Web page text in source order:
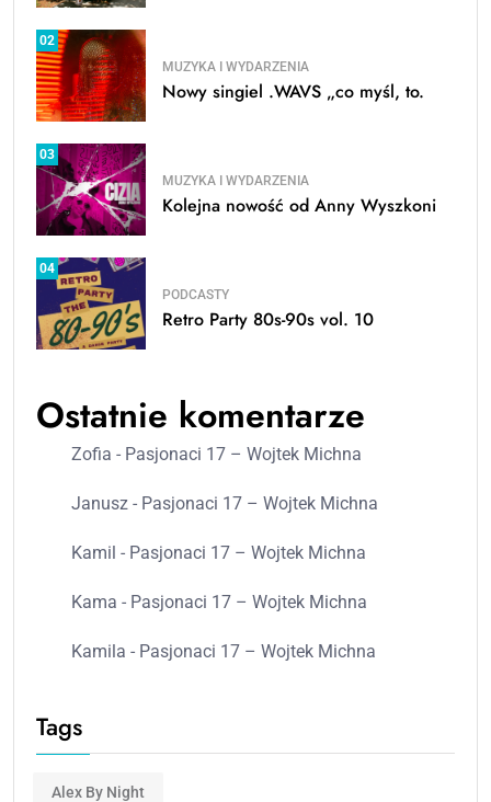
02
MUZYKA I WYDARZENIA
Nowy singiel .WAVS „co myśl, to.
03
MUZYKA I WYDARZENIA
Kolejna nowość od Anny Wyszkoni
04
PODCASTY
Retro Party 80s-90s vol. 10
Ostatnie komentarze
Zofia - Pasjonaci 17 – Wojtek Michna
Janusz - Pasjonaci 17 – Wojtek Michna
Kamil - Pasjonaci 17 – Wojtek Michna
Kama - Pasjonaci 17 – Wojtek Michna
Kamila - Pasjonaci 17 – Wojtek Michna
Tags
Alex By Night